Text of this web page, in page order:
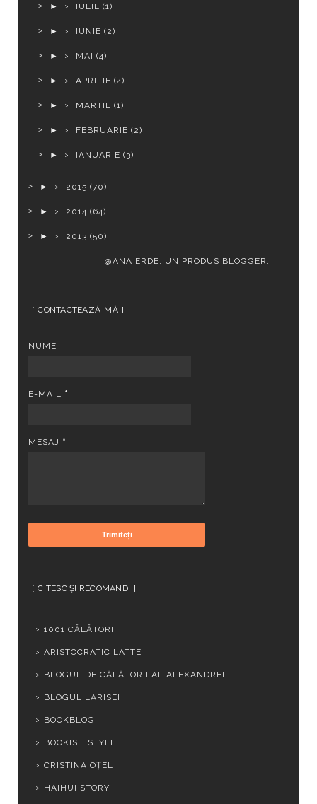
► IULIE(1)
► IUNIE(2)
► MAI(4)
► APRILIE(4)
► MARTIE(1)
► FEBRUARIE(2)
► IANUARIE(3)
► 2015 (70)
► 2014 (64)
► 2013 (50)
@ANA ERDE. UN PRODUS BLOGGER .
CONTACTEAZĂ-MĂ
NUME
E-MAIL *
MESAJ *
CITESC ȘI RECOMAND:
1001 CĂLĂTORII
ARISTOCRATIC LATTE
BLOGUL DE CĂLĂTORII AL ALEXANDREI
BLOGUL LARISEI
BOOKBLOG
BOOKISH STYLE
CRISTINA OȚEL
HAIHUI STORY